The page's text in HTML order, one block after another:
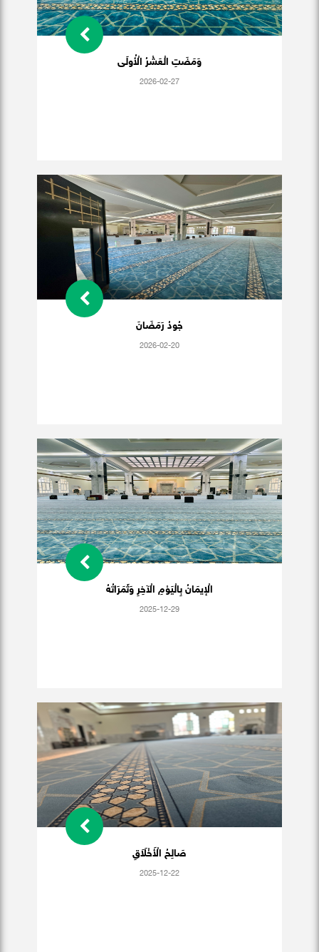
وَمَضَتِ الْعَشْرُ الْأُولَى
2026-02-27
جُودُ رَمَضَانَ
2026-02-20
الْإيمَانُ بِالْيَوْمِ الْآخِرِ وَثَمَرَاتُهُ
2025-12-29
صَالِحُ الْأَخْلَاَقِ
2025-12-22